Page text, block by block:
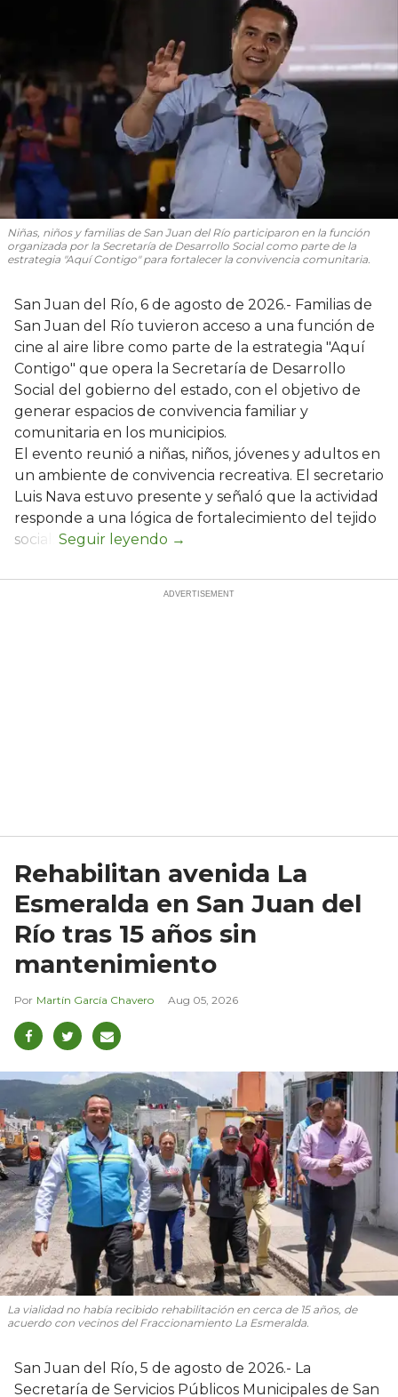
Niñas, niños y familias de San Juan del Río participaron en la función
organizada por la Secretaría de Desarrollo Social como parte de la
estrategia "Aquí Contigo" para fortalecer la convivencia comunitaria.
San Juan del Río, 6 de agosto de 2026.- Familias de
San Juan del Río tuvieron acceso a una función de
cine al aire libre como parte de la estrategia "Aquí
Contigo" que opera la Secretaría de Desarrollo
Social del gobierno del estado, con el objetivo de
generar espacios de convivencia familiar y
comunitaria en los municipios.
El evento reunió a niñas, niños, jóvenes y adultos en
un ambiente de convivencia recreativa. El secretario
Luis Nava estuvo presente y señaló que la actividad
responde a una lógica de fortalecimiento del tejido
social:
Rehabilitan avenida La
Esmeralda en San Juan del
Río tras 15 años sin
mantenimiento
Martín García Chavero Aug 05, 2026
La vialidad no había recibido rehabilitación en cerca de 15 años, de
acuerdo con vecinos del Fraccionamiento La Esmeralda.
San Juan del Río, 5 de agosto de 2026.- La
Secretaría de Servicios Públicos Municipales de San